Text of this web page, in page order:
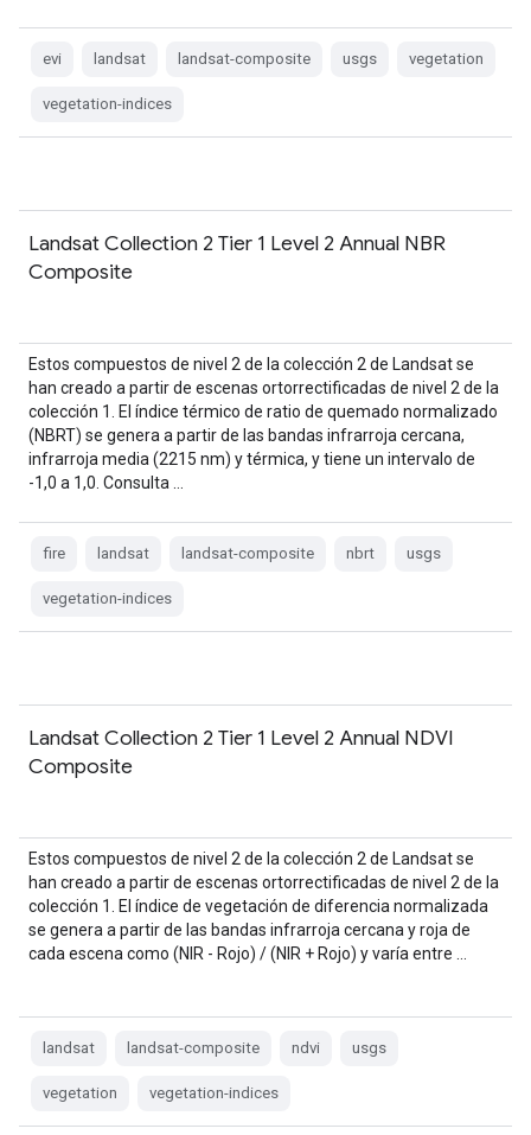
evi landsat landsat-composite usgs vegetation
vegetation-indices
Landsat Collection 2 Tier 1 Level 2 Annual NBR
Composite
Estos compuestos de nivel 2 de la colección 2 de Landsat se
han creado a partir de escenas ortorrectificadas de nivel 2 de la
colección 1. El índice térmico de ratio de quemado normalizado
(NBRT) se genera a partir de las bandas infrarroja cercana,
infrarroja media (2215 nm) y térmica, y tiene un intervalo de
-1,0 a 1,0. Consulta …
fire landsat landsat-composite nbrt usgs
vegetation-indices
Landsat Collection 2 Tier 1 Level 2 Annual NDVI
Composite
Estos compuestos de nivel 2 de la colección 2 de Landsat se
han creado a partir de escenas ortorrectificadas de nivel 2 de la
colección 1. El índice de vegetación de diferencia normalizada
se genera a partir de las bandas infrarroja cercana y roja de
cada escena como (NIR - Rojo) / (NIR + Rojo) y varía entre …
landsat landsat-composite ndvi usgs
vegetation vegetation-indices